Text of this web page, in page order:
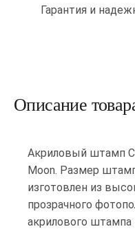
Гарантия и
Описание
Акриловый штамп
Moon. Размер
изготовлен из
прозрачного
акрилового